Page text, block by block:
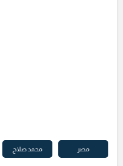
مصر محمد صلاح